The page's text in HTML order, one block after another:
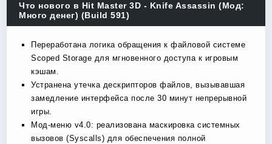
Что нового в Hit Master 3D - Knife Assassin (Мод:
Много денег) (Build 591)
Переработана логика обращения к файловой системе
Scoped Storage для мгновенного доступа к игровым
кэшам.
Устранена утечка дескрипторов файлов, вызывавшая
замедление интерфейса после 30 минут непрерывной
игры.
Мод-меню v4.0: реализована маскировка системных
вызовов (Syscalls) для обеспечения полной